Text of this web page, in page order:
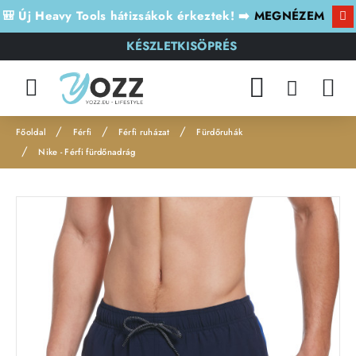
🎒 Új Heavy Tools hátizsákok érkeztek! ➡️ MEGNÉZEM
KÉSZLETKISÖPRÉS
o
Férfi Férfi ruházat
Fürdőruhák
Nike - Férfi fürdőnadrág